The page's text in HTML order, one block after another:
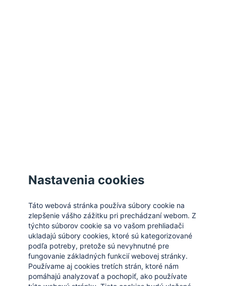
Nastavenia cookies
Táto webová stránka používa súbory cookie na
zlepšenie vášho zážitku pri prechádzaní webom. Z
týchto súborov cookie sa vo vašom prehliadači
ukladajú súbory cookies, ktoré sú kategorizované
podľa potreby, pretože sú nevyhnutné pre
fungovanie základných funkcií webovej stránky.
Používame aj cookies tretích strán, ktoré nám
pomáhajú analyzovať a pochopiť, ako používate